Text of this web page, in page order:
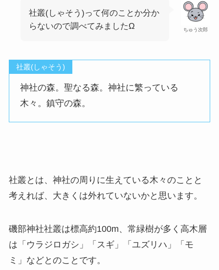
ちゅう次郎
社叢(しゃそう)って何のことか分か
らないので調べてみましたΩ
社叢(しゃそう)
神社の森。聖なる森。神社に繁っている
木々。鎮守の森。
社叢とは、神社の周りに生えている木々のことと
考えれば、大きくは外れていないかと思います。
磯部神社社叢は標高約100m、常緑樹が多く高木層
は「ウラジロガシ」「スギ」「ユズリハ」「モ
ミ」などとのことです。